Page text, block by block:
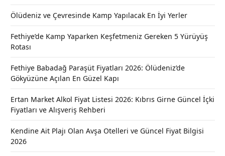
Ölüdeniz ve Çevresinde Kamp Yapılacak En İyi Yerler
Fethiye’de Kamp Yaparken Keşfetmeniz Gereken 5 Yürüyüş
Rotası
Fethiye Babadağ Paraşüt Fiyatları 2026: Ölüdeniz’de
Gökyüzüne Açılan En Güzel Kapı
Ertan Market Alkol Fiyat Listesi 2026: Kıbrıs Girne Güncel İçki
Fiyatları ve Alışveriş Rehberi
Kendine Ait Plajı Olan Avşa Otelleri ve Güncel Fiyat Bilgisi
2026